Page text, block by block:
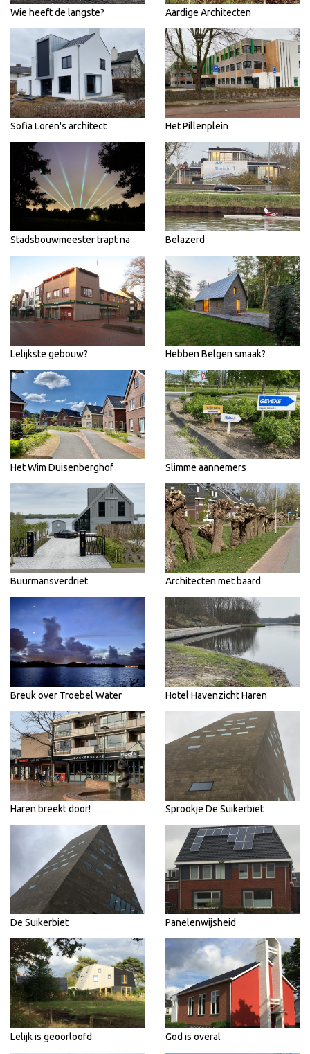
Wie heeft de langste? Aardige Architecten
Sofia Loren's architect Het Pillenplein
Stadsbouwmeester trapt na Belazerd
Lelijkste gebouw? Hebben Belgen smaak?
Het Wim Duisenberghof Slimme aannemers
Buurmansverdriet Architecten met baard
Breuk over Troebel Water Hotel Havenzicht Haren
Haren breekt door! Sprookje De Suikerbiet
De Suikerbiet Panelenwijsheid
Lelijk is geoorloofd God is overal